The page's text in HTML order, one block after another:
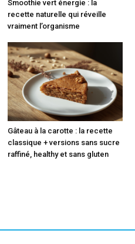
Smoothie vert énergie : la
recette naturelle qui réveille
vraiment l’organisme
Gâteau à la carotte : la recette
classique + versions sans sucre
raffiné, healthy et sans gluten